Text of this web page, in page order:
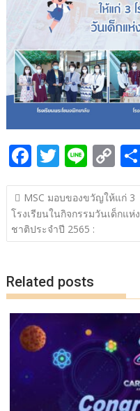
o
k
Li
n
k
F
ac
e
b
o
k
T
w
itt
er
Li
n
e
C
o
p
y
Li
k
แนะแนว
เรื่อง
MSC มอบของขวัญให้แก่ 3
โรงเรียนในกิจกรรมวันเด็กแห่ง
ชาติประจำปี 2565 :
Related posts